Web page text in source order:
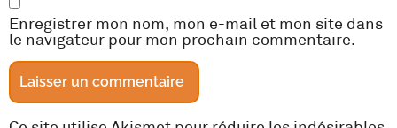
Enregistrer mon nom, mon e-mail et mon site dans
le navigateur pour mon prochain commentaire.